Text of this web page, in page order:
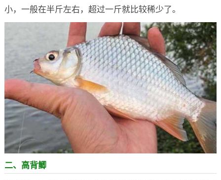
小，一般在半斤左右，超过一斤就比较稀少了。
二、高背鲫